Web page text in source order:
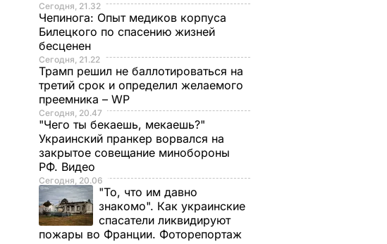
Сегодня, 21.32
Чепинога: Опыт медиков корпуса
Билецкого по спасению жизней
бесценен
Сегодня, 21.22
Трамп решил не баллотироваться на
третий срок и определил желаемого
преемника – WP
Сегодня, 20.47
"Чего ты бекаешь, мекаешь?"
Украинский пранкер ворвался на
закрытое совещание минобороны
РФ. Видео
Сегодня, 20.06
"То, что им давно
знакомо". Как украинские
спасатели ликвидируют
пожары во Франции. Фоторепортаж